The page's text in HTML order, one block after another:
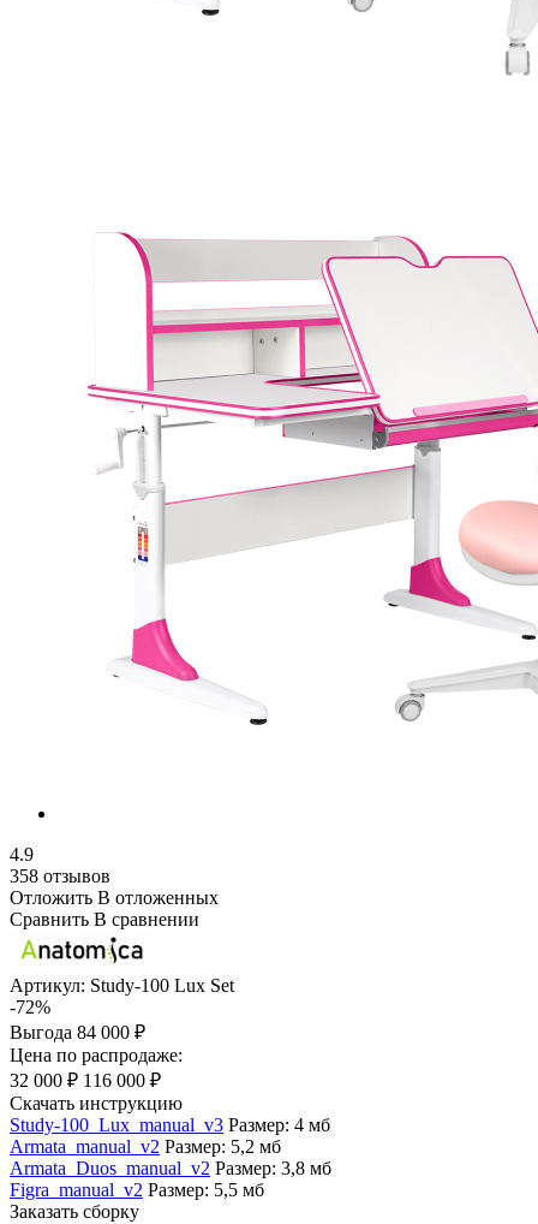
4.9
358 отзывов
Отложить В отложенных
Сравнить В сравнении
Артикул: Study-100 Lux Set
-72%
Выгода 84 000 ₽
Цена по распродаже:
32 000 ₽ 116 000 ₽
Скачать инструкцию
Study-100_Lux_manual_v3 Размер: 4 мб
Armata_manual_v2 Размер: 5,2 мб
Armata_Duos_manual_v2 Размер: 3,8 мб
Figra_manual_v2 Размер: 5,5 мб
Заказать сборку